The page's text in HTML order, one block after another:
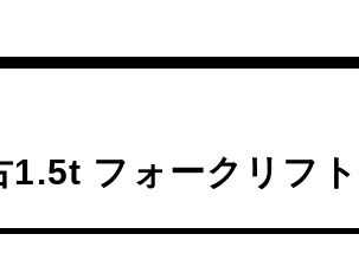
1.5t フォークリフト